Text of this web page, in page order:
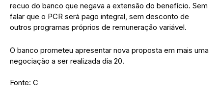
recuo do banco que negava a extensão do benefício. Sem
falar que o PCR será pago integral, sem desconto de
outros programas próprios de remuneração variável.
O banco prometeu apresentar nova proposta em mais uma
negociação a ser realizada dia 20.
Fonte: C